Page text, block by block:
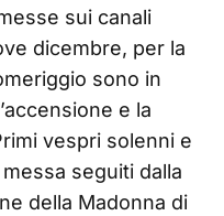
sui canali
dicembre, per la
sono in
e la
vespri solenni e
seguiti dalla
della Madonna di